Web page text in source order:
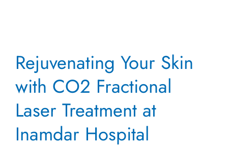
Rejuvenating Your Skin
with CO2 Fractional
Laser Treatment at
Inamdar Hospital
Your
with
Fractional
Laser
Treatment